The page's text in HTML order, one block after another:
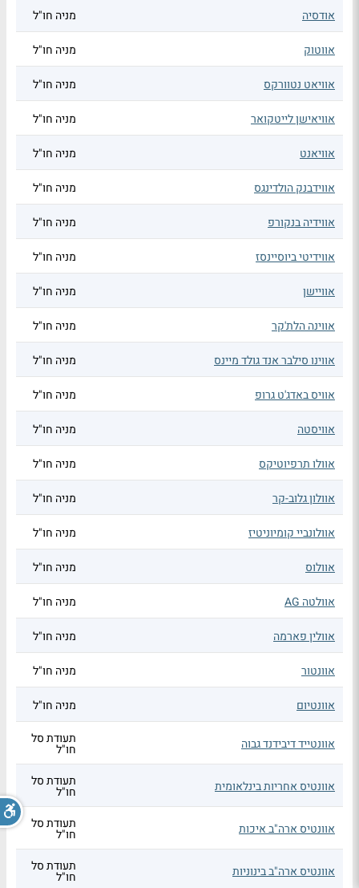
אודסיה מניה חו"ל
אווטוק מניה חו"ל
אוויאט נטוורקס מניה חו"ל
אוויאישן לייטקואר מניה חו"ל
אוויאנט מניה חו"ל
אווידבנק הולדינגס מניה חו"ל
אווידיה בנקורפ מניה חו"ל
אווידיטי ביוסיינסז מניה חו"ל
אוויישן מניה חו"ל
אווינה הלת'קר מניה חו"ל
אווינו סילבר אנד גולד מיינס מניה חו"ל
אוויס באדג'ט גרופ מניה חו"ל
אוויסטה מניה חו"ל
אוולו תרפיוטיקס מניה חו"ל
אוולון גלוב-קר מניה חו"ל
אוולונביי קומיוניטיז מניה חו"ל
אוולוס מניה חו"ל
אוולטה AG מניה חו"ל
אוולין פארמה מניה חו"ל
אוונטור מניה חו"ל
אוונטיום מניה חו"ל
אוונטייד דיבידנד גבוה תעודת סל
חו"ל
אוונטיס אחריות בינלאומית תעודת סל
חו"ל
אוונטיס ארה"ב איכות תעודת סל
חו"ל
אוונטיס ארה"ב בינוניות תעודת סל
חו"ל